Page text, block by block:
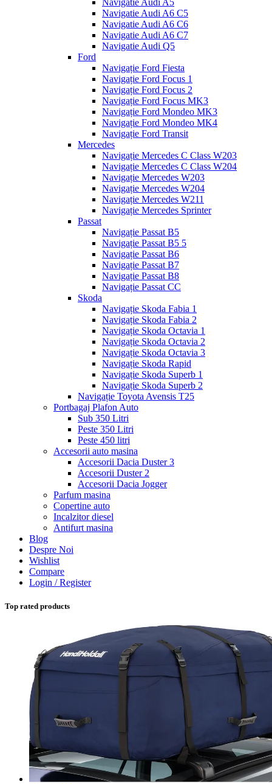
Navigatie Audi A5
Navigatie Audi A6 C5
Navigatie Audi A6 C6
Navigatie Audi A6 C7
Navigatie Audi Q5
Ford
Navigație Ford Fiesta
Navigație Ford Focus 1
Navigație Ford Focus 2
Navigație Ford Focus MK3
Navigație Ford Mondeo MK3
Navigație Ford Mondeo MK4
Navigație Ford Transit
Mercedes
Navigație Mercedes C Class W203
Navigație Mercedes C Class W204
Navigație Mercedes W203
Navigație Mercedes W204
Navigație Mercedes W211
Navigație Mercedes Sprinter
Passat
Navigație Passat B5
Navigație Passat B5 5
Navigație Passat B6
Navigație Passat B7
Navigație Passat B8
Navigație Passat CC
Skoda
Navigație Skoda Fabia 1
Navigație Skoda Fabia 2
Navigație Skoda Octavia 1
Navigație Skoda Octavia 2
Navigație Skoda Octavia 3
Navigație Skoda Rapid
Navigație Skoda Superb 1
Navigație Skoda Superb 2
Navigație Toyota Avensis T25
Portbagaj Plafon Auto
Sub 350 Litri
Peste 350 Litri
Peste 450 litri
Accesorii auto masina
Accesorii Dacia Duster 3
Accesorii Duster 2
Accesorii Dacia Jogger
Parfum masina
Copertine auto
Incalzitor diesel
Antifurt masina
Blog
Despre Noi
Wishlist
Compare
Login / Register
Top rated products